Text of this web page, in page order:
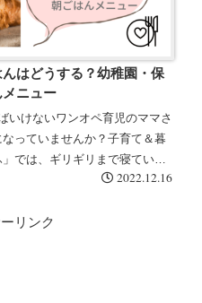
はどうする？幼稚園・保
ニュー
いけないワンオペ育児のママさ
っていませんか？子育て＆暮
では、ギリギリまで寝ていて
はんのアイデアをご紹介しま
2022.12.16
リンク